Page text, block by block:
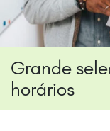
Grande
horários